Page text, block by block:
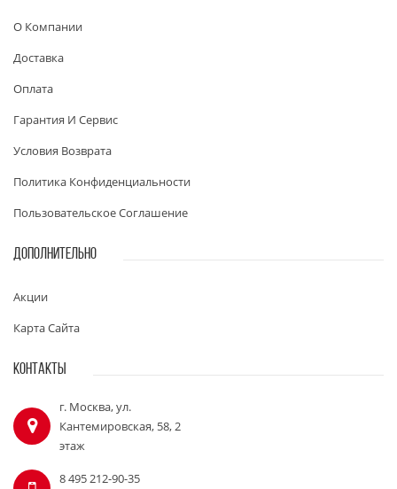
О Компании
Доставка
Оплата
Гарантия И Сервис
Условия Возврата
Политика Конфиденциальности
Пользовательское Соглашение
ДОПОЛНИТЕЛЬНО
Акции
Карта Сайта
КОНТАКТЫ
г. Москва, ул.
Кантемировская, 58, 2
этаж
8 495 212-90-35